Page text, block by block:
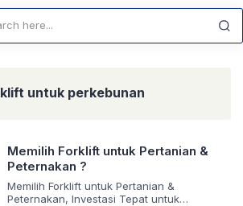
untuk perkebunan
Memilih Forklift untuk Pertanian &
Peternakan ?
Memilih Forklift untuk Pertanian &
Peternakan, Investasi Tepat untuk